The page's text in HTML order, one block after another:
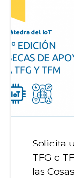
Solicita
TFG o
las